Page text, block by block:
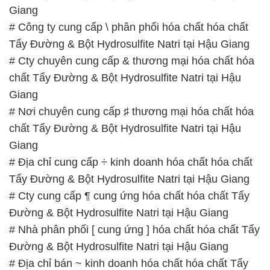
Giang
# Công ty cung cấp \ phân phối hóa chất hóa chất
Tẩy Đường & Bột Hydrosulfite Natri tại Hậu Giang
# Cty chuyên cung cấp & thương mại hóa chất hóa
chất Tẩy Đường & Bột Hydrosulfite Natri tại Hậu
Giang
# Nơi chuyên cung cấp ♯ thương mại hóa chất hóa
chất Tẩy Đường & Bột Hydrosulfite Natri tại Hậu
Giang
# Địa chỉ cung cấp ÷ kinh doanh hóa chất hóa chất
Tẩy Đường & Bột Hydrosulfite Natri tại Hậu Giang
# Cty cung cấp ¶ cung ứng hóa chất hóa chất Tẩy
Đường & Bột Hydrosulfite Natri tại Hậu Giang
# Nhà phân phối [ cung ứng ] hóa chất hóa chất Tẩy
Đường & Bột Hydrosulfite Natri tại Hậu Giang
# Địa chỉ bán ~ kinh doanh hóa chất hóa chất Tẩy